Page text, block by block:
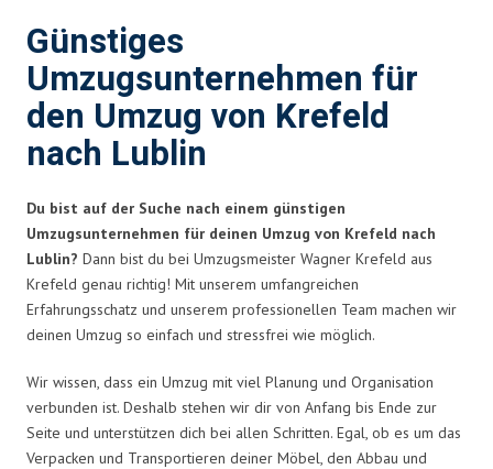
Günstiges
Umzugsunternehmen für
den Umzug von Krefeld
nach Lublin
Du bist auf der Suche nach einem günstigen
Umzugsunternehmen für deinen Umzug von Krefeld nach
Lublin? Dann bist du bei Umzugsmeister Wagner Krefeld aus
Krefeld genau richtig! Mit unserem umfangreichen
Erfahrungsschatz und unserem professionellen Team machen wir
deinen Umzug so einfach und stressfrei wie möglich.
Wir wissen, dass ein Umzug mit viel Planung und Organisation
verbunden ist. Deshalb stehen wir dir von Anfang bis Ende zur
Seite und unterstützen dich bei allen Schritten. Egal, ob es um das
Verpacken und Transportieren deiner Möbel, den Abbau und